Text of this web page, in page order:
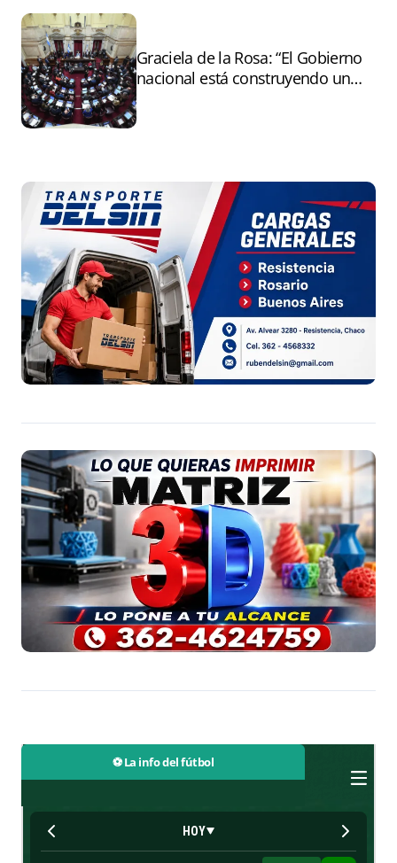
Graciela de la Rosa: “El Gobierno
nacional está construyendo un
⚽ La info del fútbol